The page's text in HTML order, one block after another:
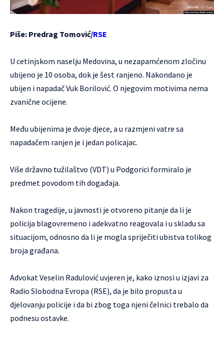
Piše: Predrag Tomović/RSE
U cetinjskom naselju Medovina, u nezapamćenom zločinu
ubijeno je 10 osoba, dok je šest ranjeno. Nakondano je
ubijen i napadač Vuk Borilović. O njegovim motivima nema
zvanične ocijene.
Među ubijenima je dvoje djece, a u razmjeni vatre sa
napadačem ranjen je i jedan policajac.
Više državno tužilaštvo (VDT) u Podgorici formiralo je
predmet povodom tih događaja.
Nakon tragedije, u javnosti je otvoreno pitanje da li je
policija blagovremeno i adekvatno reagovala i u skladu sa
situacijom, odnosno da li je mogla spriječiti ubistva tolikog
broja građana.
Advokat Veselin Radulović uvjeren je, kako iznosi u izjavi za
Radio Slobodna Evropa (RSE), da je bilo propusta u
djelovanju policije i da bi zbog toga njeni čelnici trebalo da
podnesu ostavke.